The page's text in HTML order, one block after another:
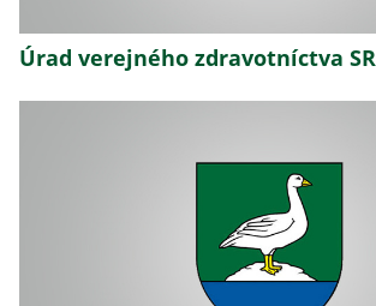
Úrad verejného zdravotníctva SR